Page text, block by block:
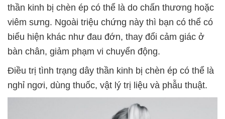
thần kinh bị chèn ép có thể là do chấn thương hoặc
viêm sưng. Ngoài triệu chứng này thì bạn có thể có
biểu hiện khác như đau đớn, thay đổi cảm giác ở
bàn chân, giảm phạm vi chuyển động.
Điều trị tình trạng dây thần kinh bị chèn ép có thể là
nghỉ ngơi, dùng thuốc, vật lý trị liệu và phẫu thuật.